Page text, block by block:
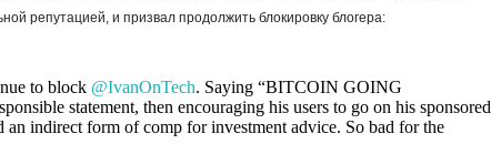
репутацией, и призвал продолжить блокировку блогера:
to block @IvanOnTech. Saying “BITCOIN GOING
statement, then encouraging his users to go on his sponsored
an indirect form of comp for investment advice. So bad for the